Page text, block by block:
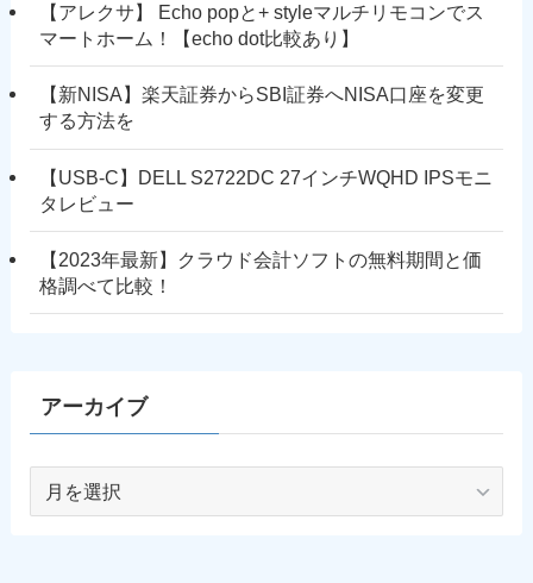
【アレクサ】 Echo popと+ styleマルチリモコンでス
マートホーム！【echo dot比較あり】
【新NISA】楽天証券からSBI証券へNISA口座を変更
する方法を
【USB-C】DELL S2722DC 27インチWQHD IPSモニ
タレビュー
【2023年最新】クラウド会計ソフトの無料期間と価
格調べて比較！
アーカイブ